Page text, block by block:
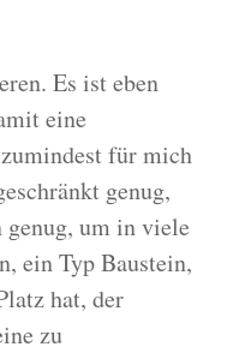
Es ist eben
eine
für mich
genug,
um in viele
ein Typ Baustein,
hat, der
zu